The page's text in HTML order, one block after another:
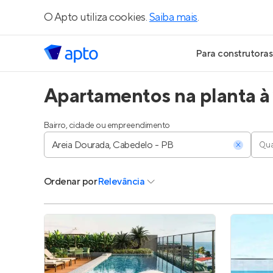
O Apto utiliza cookies.Saiba mais.
Para construtoras
Geração de
Geração de
Parcerias
Anunciar
Apartamentos na planta
Bairro, cidade ou empreendimento
Ordenar porRelevância